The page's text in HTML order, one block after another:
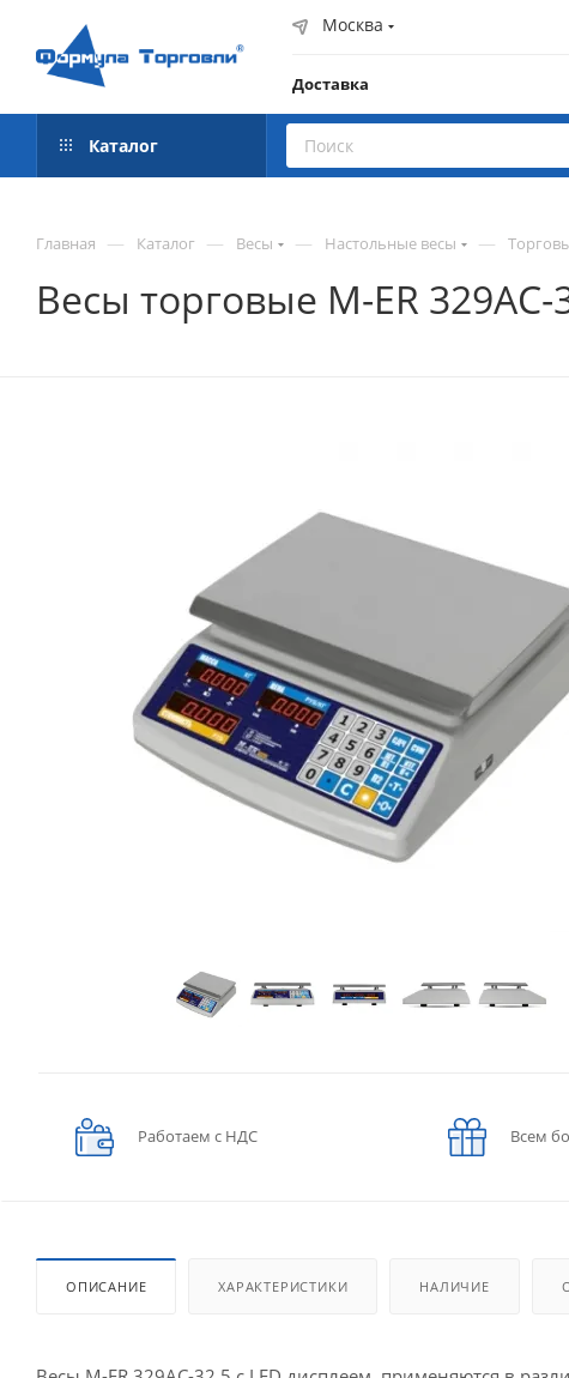
Москва
Доставка
Каталог
Главная — Каталог — Весы — Настольные весы —
Весы торговые M-ER
Работаем с НДС Всем
ОПИСАНИЕ ХАРАКТЕРИСТИКИ НАЛИЧИЕ